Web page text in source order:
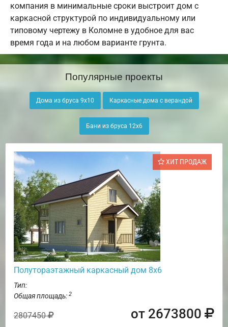
компания в минимальные сроки выстроит дом с
каркасной структурой по индивидуальному или
типовому чертежу в Коломне в удобное для вас
время года и на любом варианте грунта.
Популярные проекты
Дома из бруса 9х10 Каркасные дома с верандой
Бани из бруса 12х6
ХИТ ПРОДАЖ
Полутораэтажный каркасный дом 8х6
Тип:
Общая площадь: 2
2807450 от 2673800